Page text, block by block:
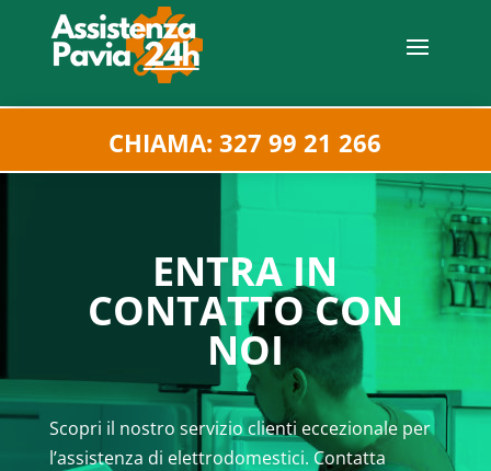
CHIAMA: 327 99 21 266
ENTRA IN
CONTATTO CON
NOI
Scopri il nostro servizio clienti eccezionale per
l’assistenza di elettrodomestici. Contatta